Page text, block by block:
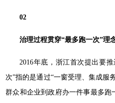
02
治理过程贯穿“最多跑一次”理
2016年底，浙江首次提出要
次”指的是通过“一窗受理、集成服
群众和企业到政府办一件事最多